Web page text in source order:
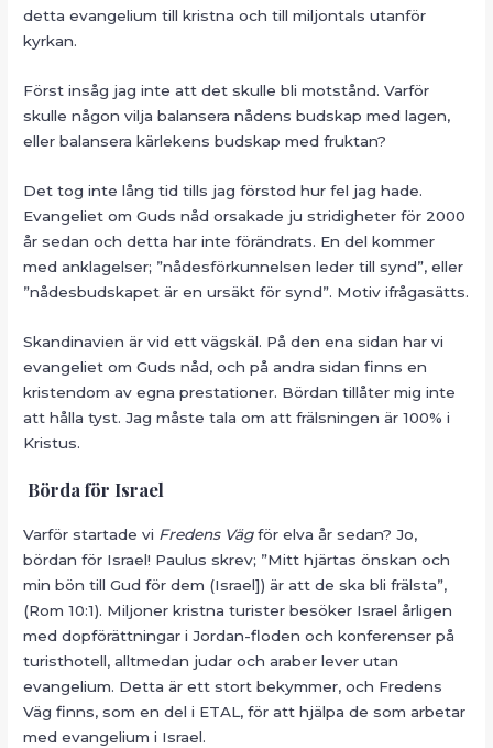
detta evangelium till kristna och till miljontals utanför
kyrkan.
Först insåg jag inte att det skulle bli motstånd. Varför
skulle någon vilja balansera nådens budskap med lagen,
eller balansera kärlekens budskap med fruktan?
Det tog inte lång tid tills jag förstod hur fel jag hade.
Evangeliet om Guds nåd orsakade ju stridigheter för 2000
år sedan och detta har inte förändrats. En del kommer
med anklagelser; ”nådesförkunnelsen leder till synd”, eller
”nådesbudskapet är en ursäkt för synd”. Motiv ifrågasätts.
Skandinavien är vid ett vägskäl. På den ena sidan har vi
evangeliet om Guds nåd, och på andra sidan finns en
kristendom av egna prestationer. Bördan tillåter mig inte
att hålla tyst. Jag måste tala om att frälsningen är 100% i
Kristus.
Börda för Israel
Varför startade vi Fredens Vägför elva år sedan? Jo,
bördan för Israel! Paulus skrev; ”Mitt hjärtas önskan och
min bön till Gud för dem (Israel]) är att de ska bli frälsta”,
(Rom 10:1). Miljoner kristna turister besöker Israel årligen
med dopförättningar i Jordan-floden och konferenser på
turisthotell, alltmedan judar och araber lever utan
evangelium. Detta är ett stort bekymmer, och Fredens
Väg finns, som en del i ETAL, för att hjälpa de som arbetar
med evangelium i Israel.